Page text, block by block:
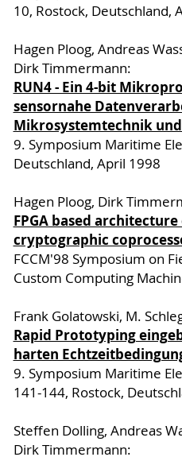
10, Rostock, Deutschland,
Hagen Ploog, Andreas
Dirk Timmermann:
RUN4 - Ein 4-bit
sensornahe
Mikrosystemtechnik
9. Symposium Maritime
Deutschland, April 1998
Hagen Ploog, Dirk
FPGA based
cryptographic
FCCM'98 Symposium on
Custom Computing
Frank Golatowski, M.
Rapid Prototyping
harten
9. Symposium Maritime
141-144, Rostock,
Steffen Dolling, Andreas
Dirk Timmermann: